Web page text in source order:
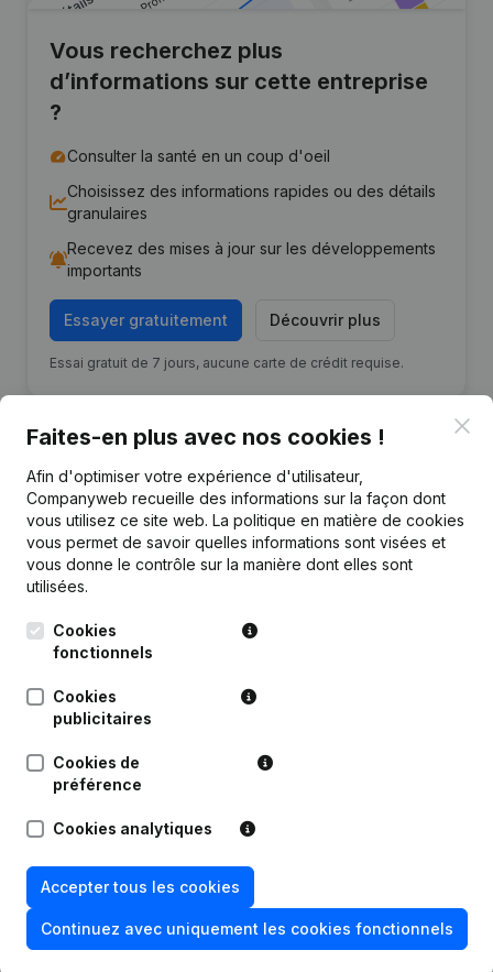
Vous recherchez plus
d’informations sur cette entreprise
?
Consulter la santé en un coup d'oeil
Choisissez des informations rapides ou des détails
granulaires
Recevez des mises à jour sur les développements
importants
Essayer gratuitement Découvrir plus
Essai gratuit de 7 jours, aucune carte de crédit requise.
Publicationsde Altiplus
Date Publication
31-08-2021
Rubrique Constitution (Nouvelle
Personne Morale, Ouverture
Questions fréquemment posées
Quel est l'identifiant PEPPOL de Altiplus?
Faites-en plus avec nos cookies !
Afin d'optimiser votre expérience d'utilisateur,
Companyweb recueille des informations sur la façon dont
vous utilisez ce site web. La politique en matière de cookies
vous permet de savoir quelles informations sont visées et
vous donne le contrôle sur la manière dont elles sont
utilisées.
Cookies
fonctionnels
Cookies
publicitaires
Cookies de
préférence
Cookies analytiques
Accepter tous les cookies
Continuez avec uniquement les cookies fonctionnels